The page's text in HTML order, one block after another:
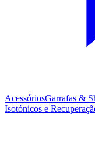
AcessóriosGarrafas &
Isotónicos e